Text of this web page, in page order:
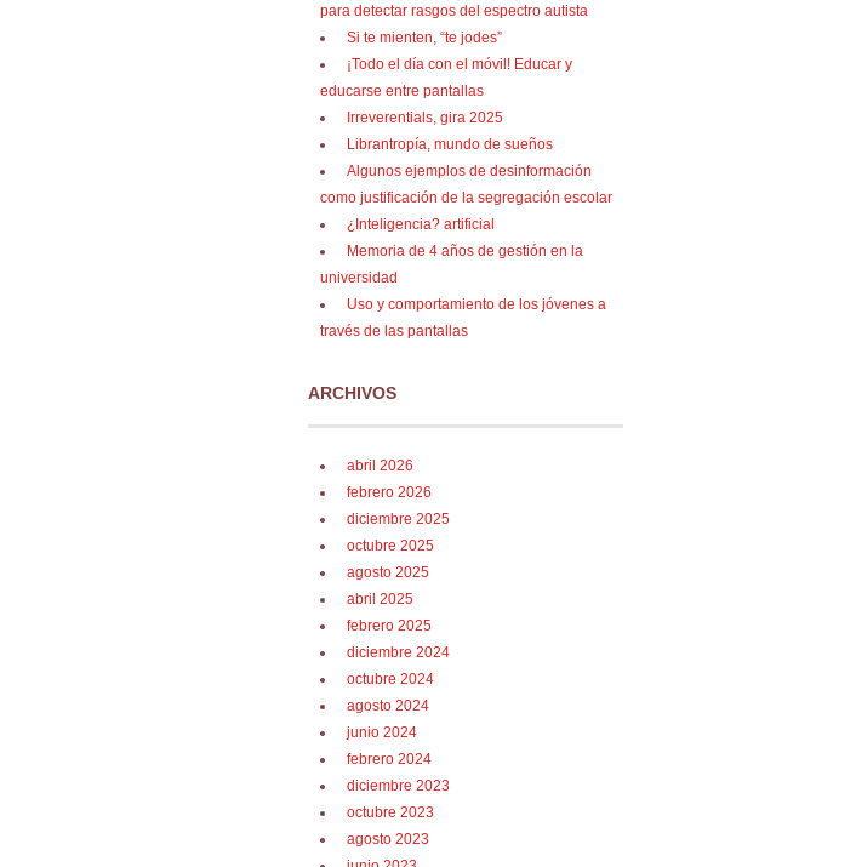
para detectar rasgos del espectro autista
Si te mienten, “te jodes”
¡Todo el día con el móvil! Educar y
educarse entre pantallas
Irreverentials, gira 2025
Librantropía, mundo de sueños
Algunos ejemplos de desinformación
como justificación de la segregación escolar
¿Inteligencia? artificial
Memoria de 4 años de gestión en la
universidad
Uso y comportamiento de los jóvenes a
través de las pantallas
ARCHIVOS
abril 2026
febrero 2026
diciembre 2025
octubre 2025
agosto 2025
abril 2025
febrero 2025
diciembre 2024
octubre 2024
agosto 2024
junio 2024
febrero 2024
diciembre 2023
octubre 2023
agosto 2023